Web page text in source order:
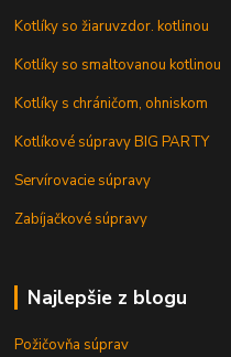
Kotlíky so žiaruvzdor. kotlinou
Kotlíky so smaltovanou kotlinou
Kotlíky s chráničom, ohniskom
Kotlíkové súpravy BIG PARTY
Servírovacie súpravy
Zabíjačkové súpravy
Najlepšie z blogu
Požičovňa súprav